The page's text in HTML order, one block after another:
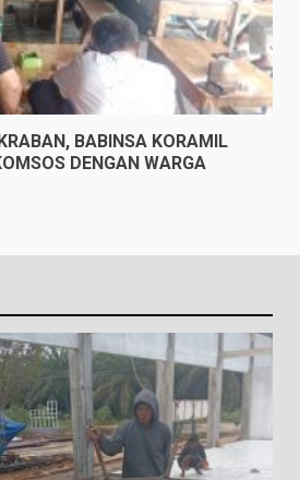
BABINSA KORAMIL
DENGAN WARGA